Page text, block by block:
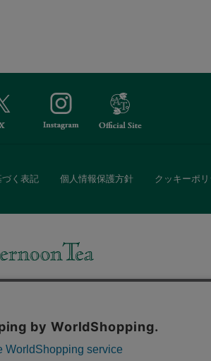
く表記 個人情報保護方針 クッキーポ
にぴったりの豊富な商品がラインナップ。
サービスもご提供しています。